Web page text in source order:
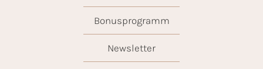
Bonusprogramm
Newsletter